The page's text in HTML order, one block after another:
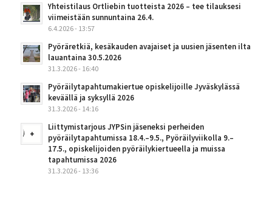
Yhteistilaus Ortliebin tuotteista 2026 – tee tilauksesi
viimeistään sunnuntaina 26.4.
6.4.2026 - 13:57
Pyöräretkiä, kesäkauden avajaiset ja uusien jäsenten ilta
lauantaina 30.5.2026
31.3.2026 - 16:40
Pyöräilytapahtumakiertue opiskelijoille Jyväskylässä
keväällä ja syksyllä 2026
31.3.2026 - 14:16
Liittymistarjous JYPSin jäseneksi perheiden
pyöräilytapahtumissa 18.4.–9.5., Pyöräilyviikolla 9.–
17.5., opiskelijoiden pyöräilykiertueella ja muissa
tapahtumissa 2026
31.3.2026 - 13:36